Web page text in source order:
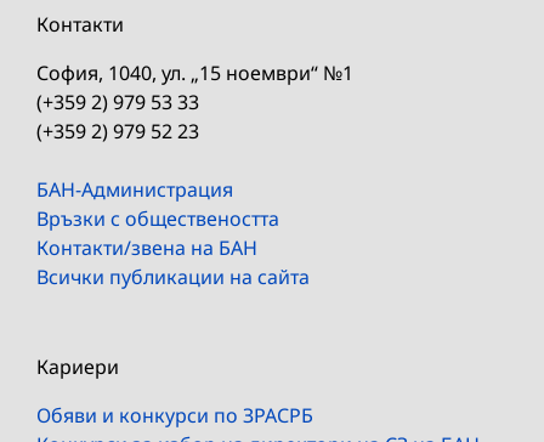
Контакти
София, 1040, ул. „15 ноември“ №1
(+359 2) 979 53 33
(+359 2) 979 52 23
БАН-Администрация
Връзки с обществеността
Контакти/звена на БАН
Всички публикации на сайта
Кариери
Обяви и конкурси по ЗРАСРБ